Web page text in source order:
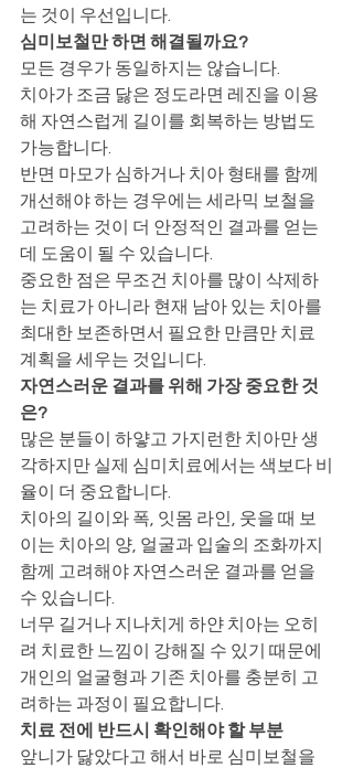
는 것이 우선입니다.
심미보철만 하면 해결될까요?
모든 경우가 동일하지는 않습니다.
치아가 조금 닳은 정도라면 레진을 이용
해 자연스럽게 길이를 회복하는 방법도
가능합니다.
반면 마모가 심하거나 치아 형태를 함께
개선해야 하는 경우에는 세라믹 보철을
고려하는 것이 더 안정적인 결과를 얻는
데 도움이 될 수 있습니다.
중요한 점은 무조건 치아를 많이 삭제하
는 치료가 아니라 현재 남아 있는 치아를
최대한 보존하면서 필요한 만큼만 치료
계획을 세우는 것입니다.
자연스러운 결과를 위해 가장 중요한 것
은?
많은 분들이 하얗고 가지런한 치아만 생
각하지만 실제 심미치료에서는 색보다 비
율이 더 중요합니다.
치아의 길이와 폭, 잇몸 라인, 웃을 때 보
이는 치아의 양, 얼굴과 입술의 조화까지
함께 고려해야 자연스러운 결과를 얻을
수 있습니다.
너무 길거나 지나치게 하얀 치아는 오히
려 치료한 느낌이 강해질 수 있기 때문에
개인의 얼굴형과 기존 치아를 충분히 고
려하는 과정이 필요합니다.
치료 전에 반드시 확인해야 할 부분
앞니가 닳았다고 해서 바로 심미보철을